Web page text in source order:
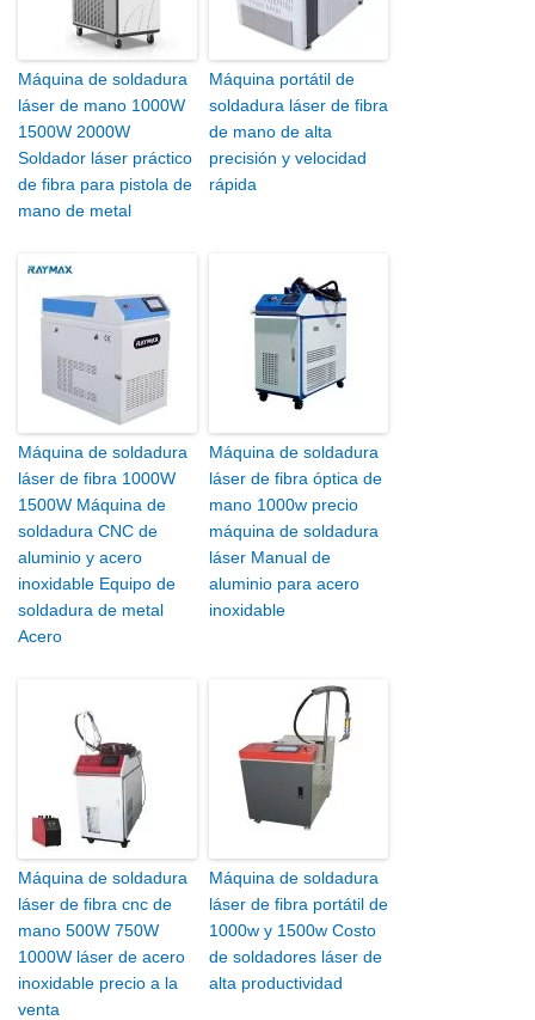
Máquina de soldadura
láser de mano 1000W
1500W 2000W
Soldador láser práctico
de fibra para pistola de
mano de metal
Máquina portátil de
soldadura láser de fibra
de mano de alta
precisión y velocidad
rápida
Máquina de soldadura
láser de fibra 1000W
1500W Máquina de
soldadura CNC de
aluminio y acero
inoxidable Equipo de
soldadura de metal
Acero
Máquina de soldadura
láser de fibra óptica de
mano 1000w precio
máquina de soldadura
láser Manual de
aluminio para acero
inoxidable
Máquina de soldadura
láser de fibra cnc de
mano 500W 750W
1000W láser de acero
inoxidable precio a la
venta
Máquina de soldadura
láser de fibra portátil de
1000w y 1500w Costo
de soldadores láser de
alta productividad